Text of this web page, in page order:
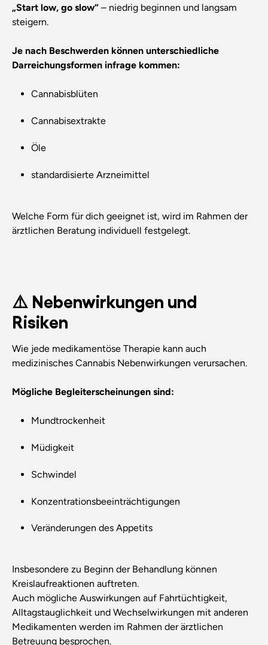
„Start low, go slow“– niedrig beginnen und langsam
steigern.
Je nach Beschwerden können unterschiedliche
Darreichungsformen infrage kommen:
Cannabisblüten
Cannabisextrakte
Öle
standardisierte Arzneimittel
Welche Form für dich geeignet ist, wird im Rahmen der
ärztlichen Beratung individuell festgelegt.
⚠️ Nebenwirkungen und
Risiken
Wie jede medikamentöse Therapie kann auch
medizinisches Cannabis Nebenwirkungen verursachen.
Mögliche Begleiterscheinungen sind:
Mundtrockenheit
Müdigkeit
Schwindel
Konzentrationsbeeinträchtigungen
Veränderungen des Appetits
Insbesondere zu Beginn der Behandlung können
Kreislaufreaktionen auftreten.
Auch mögliche Auswirkungen auf Fahrtüchtigkeit,
Alltagstauglichkeit und Wechselwirkungen mit anderen
Medikamenten werden im Rahmen der ärztlichen
Betreuung besprochen.